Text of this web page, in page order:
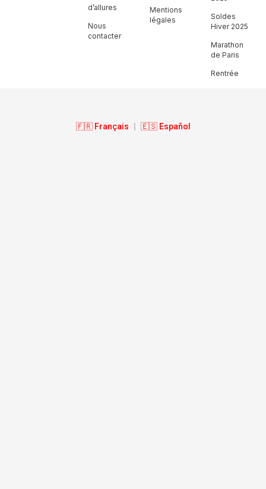
d’allures
Nous
contacter
Mentions
légales
Soldes
Hiver 2025
Marathon
de Paris
Rentrée
🇫🇷 Français 🇪🇸 Español